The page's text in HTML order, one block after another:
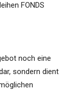
FONDS
noch eine
sondern dient